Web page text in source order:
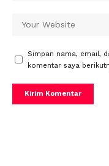
Simpan nama, email,
komentar saya